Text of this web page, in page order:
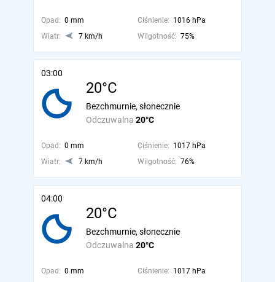
Opad: 0 mm Ciśnienie: 1016 hPa
Wiatr:
7 km/h Wilgotność: 75%
03:00
20°C
Odczuwalna 20°C
Bezchmurnie, słonecznie
Opad: 0 mm Ciśnienie: 1017 hPa
Wiatr:
7 km/h Wilgotność: 76%
04:00
20°C
Odczuwalna 20°C
Bezchmurnie, słonecznie
Opad: 0 mm Ciśnienie: 1017 hPa